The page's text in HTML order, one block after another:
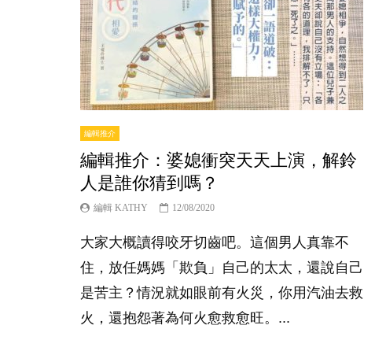
編輯推介
編輯推介：婆媳衝突天天上演，解鈴
人是誰你猜到嗎？
編輯 KATHY 12/08/2020
大家大概讀得咬牙切齒吧。這個男人真靠不
住，放任媽媽「欺負」自己的太太，還說自己
是苦主？情況就如眼前有火災，你用汽油去救
火，還抱怨著為何火愈救愈旺。...